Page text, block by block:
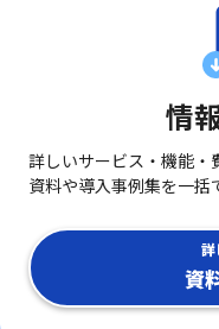
情
詳しいサービス・機能・
資料や導入事例集を一括
詳
資